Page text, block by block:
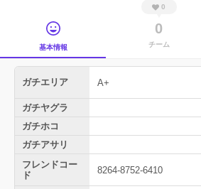
基本情報
0
0
チーム
ガチエリア A+
ガチヤグラ
ガチホコ
ガチアサリ
フレンドコー
ド
8264-8752-6410